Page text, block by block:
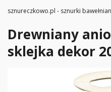
sznureczkowo.pl - sznurki
Drewniany
sklejka dekor